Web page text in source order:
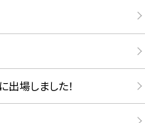
場しました！